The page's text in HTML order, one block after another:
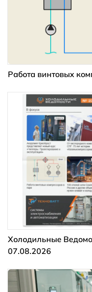
Работа винтовых
Холодильные
07.08.2026